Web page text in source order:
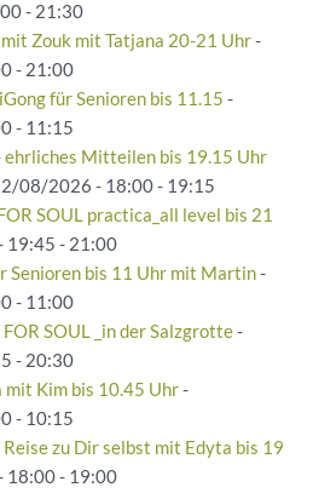
- 21:30
Zouk mit Tatjana 20-21 Uhr-
- 21:00
für Senioren bis 11.15 -
- 11:15
ehrliches Mitteilen bis 19.15 Uhr
08/2026 - 18:00 - 19:15
SOUL practica_all level bis 21
- 21:00
Senioren bis 11 Uhr mit Martin-
- 11:00
FOR SOUL _in der Salzgrotte-
- 20:30
mit Kim bis 10.45 Uhr-
- 10:15
zu Dir selbst mit Edyta bis 19
- 19:00